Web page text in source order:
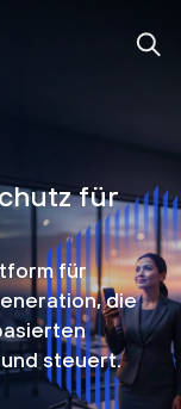
für
für
die
steuert.